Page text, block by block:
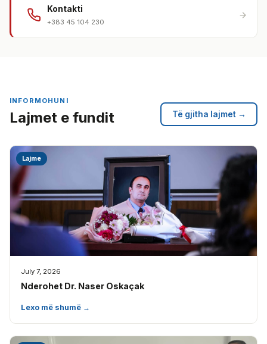
Kontakti
+383 45 104 230
INFORMOHUNI
Lajmet e fundit Të gjitha lajmet →
Lajme
July 7, 2026
Nderohet Dr. Naser Oskaçak
Lexo më shumë →